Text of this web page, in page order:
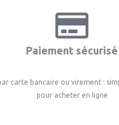
Paiement sécurisé
carte bancaire ou virement :
pour acheter en ligne